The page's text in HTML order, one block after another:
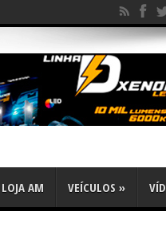
LOJA AM VEÍCULOS »